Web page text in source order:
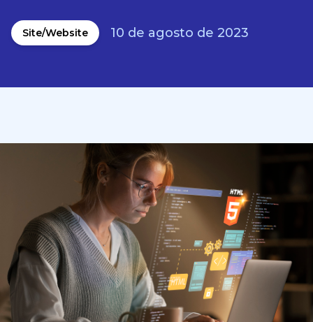
Site/Website 10 de agosto de 2023